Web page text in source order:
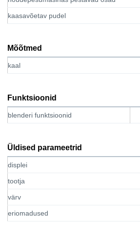
kaasavõetav pudel
Mõõtmed
kaal
Funktsioonid
blenderi funktsioonid
Üldised parameetrid
displei
tootja
värv
eriomadused